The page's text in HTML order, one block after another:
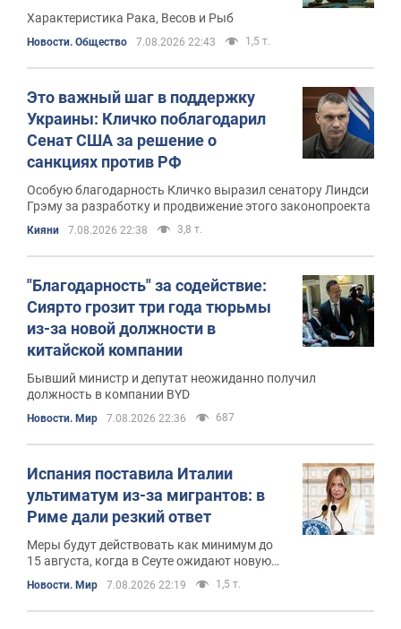
Характеристика Рака, Весов и Рыб
Новости. Общество 7.08.2026 22:43 1,5 т.
Это важный шаг в поддержку
Украины: Кличко поблагодарил
Сенат США за решение о
санкциях против РФ
Особую благодарность Кличко выразил сенатору Линдси
Грэму за разработку и продвижение этого законопроекта
Кияни 7.08.2026 22:38 3,8 т.
"Благодарность" за содействие:
Сиярто грозит три года тюрьмы
из-за новой должности в
китайской компании
Бывший министр и депутат неожиданно получил
должность в компании BYD
Новости. Мир 7.08.2026 22:36 687
Испания поставила Италии
ультиматум из-за мигрантов: в
Риме дали резкий ответ
Меры будут действовать как минимум до
15 августа, когда в Сеуте ожидают новую
Новости. Мир 7.08.2026 22:19 1,5 т.